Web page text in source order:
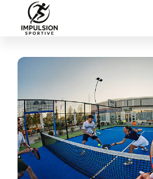
contenu